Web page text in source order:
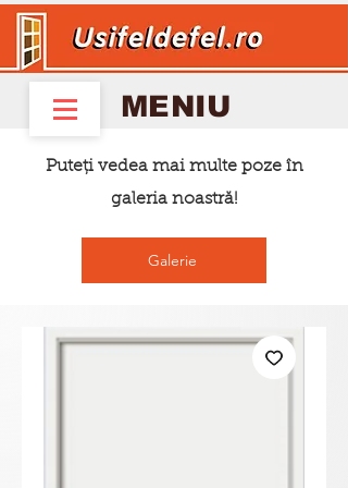
MENIU
Puteți vedea mai multe poze în
galeria noastră!
Galerie